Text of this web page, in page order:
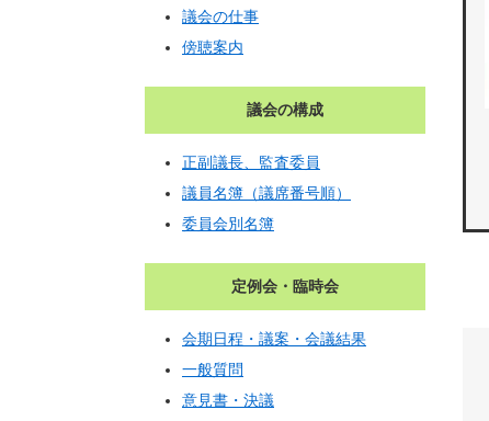
議会の仕事
傍聴案内
議会の構成
正副議長、監査委員
議員名簿（議席番号順）
委員会別名簿
定例会・臨時会
会期日程・議案・会議結果
一般質問
意見書・決議